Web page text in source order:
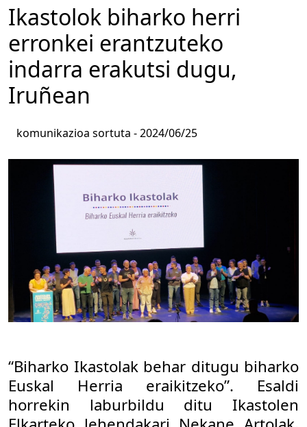
Ikastolok biharko herri
erronkei erantzuteko
indarra erakutsi dugu,
Iruñean
komunikazioa sortuta -2024/06/25
“Biharko Ikastolak behar ditugu biharko
Euskal Herria eraikitzeko”. Esaldi
horrekin laburbildu ditu Ikastolen